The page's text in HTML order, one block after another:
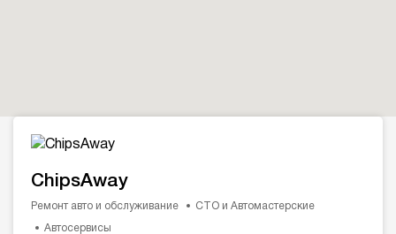
ChipsAway
Ремонт авто и обслуживание СТО и Автомастерские
Автосервисы